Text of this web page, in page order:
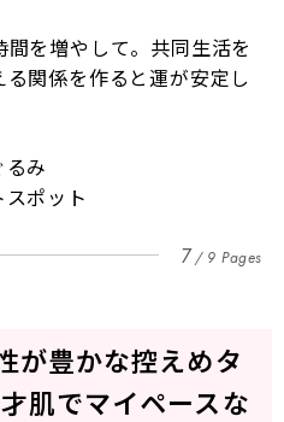
を増やして。共同生活を
関係を作ると運が安定し
るみ
スポット
7 9 Pages
が豊かな控えめタ
肌でマイペースな